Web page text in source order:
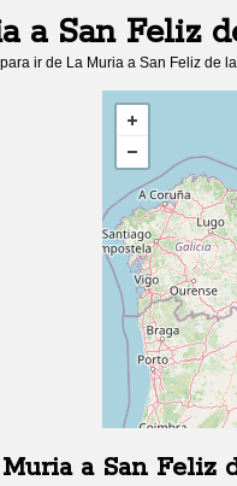
a San Feliz
ir de La Muria a San Feliz de
a San Feliz